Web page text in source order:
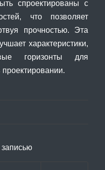
спроектированы с
что позволяет
прочностью. Эта
характеристики,
горизонты для
записью